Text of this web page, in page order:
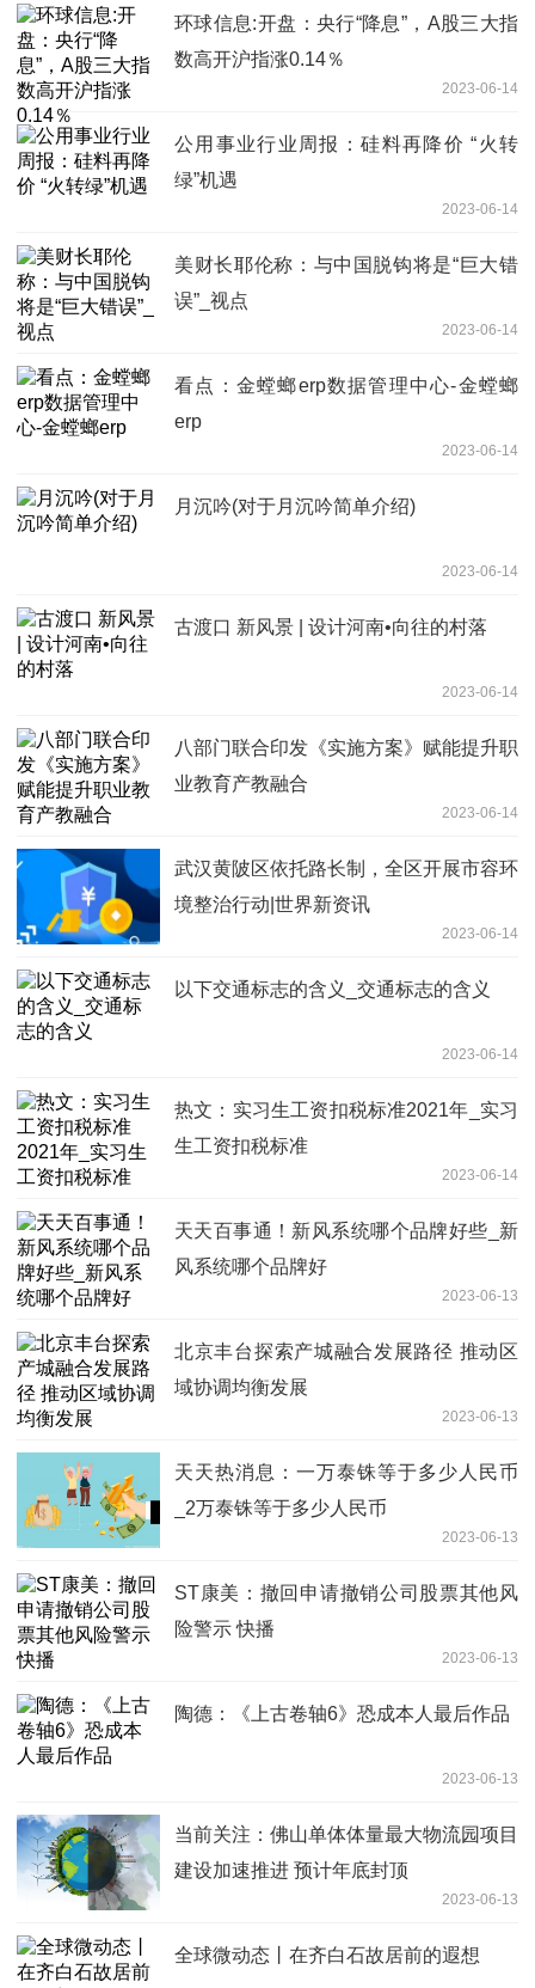
环球信息:开盘：央行“降息”，A股三大指
数高开沪指涨0.14％
2023-06-14
公用事业行业周报：硅料再降价 “火转
绿”机遇
2023-06-14
美财长耶伦称：与中国脱钩将是“巨大错
误”_视点
2023-06-14
看点：金螳螂erp数据管理中心-金螳螂
erp
2023-06-14
月沉吟(对于月沉吟简单介绍)
2023-06-14
古渡口 新风景 | 设计河南•向往的村落
2023-06-14
八部门联合印发《实施方案》赋能提升职
业教育产教融合
2023-06-14
武汉黄陂区依托路长制，全区开展市容环
境整治行动|世界新资讯
2023-06-14
以下交通标志的含义_交通标志的含义
2023-06-14
热文：实习生工资扣税标准2021年_实习
生工资扣税标准
2023-06-14
天天百事通！新风系统哪个品牌好些_新
风系统哪个品牌好
2023-06-13
北京丰台探索产城融合发展路径 推动区
域协调均衡发展
2023-06-13
天天热消息：一万泰铢等于多少人民币
_2万泰铢等于多少人民币
2023-06-13
ST康美：撤回申请撤销公司股票其他风
险警示 快播
2023-06-13
陶德：《上古卷轴6》恐成本人最后作品
2023-06-13
当前关注：佛山单体体量最大物流园项目
建设加速推进 预计年底封顶
2023-06-13
全球微动态丨在齐白石故居前的遐想